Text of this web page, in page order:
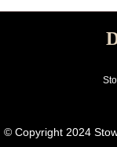
© Copyright 2024